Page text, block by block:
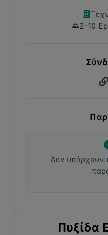
2-10
Δεν υπάρχουν
Πυξίδα